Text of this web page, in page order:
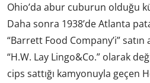
Ohio’da abur cuburun olduğu
Daha sonra 1938’de Atlanta
“Barrett Food Company’i” satın
“H.W. Lay Lingo&Co.” olarak
cips sattığı kamyonuyla geçen